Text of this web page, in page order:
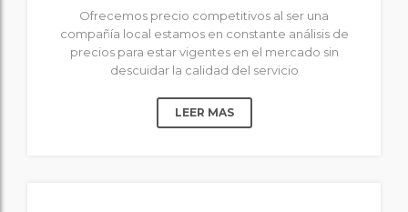
Ofrecemos precio competitivos al ser una
compañía local estamos en constante análisis de
precios para estar vigentes en el mercado sin
descuidar la calidad del servicio
LEER MAS